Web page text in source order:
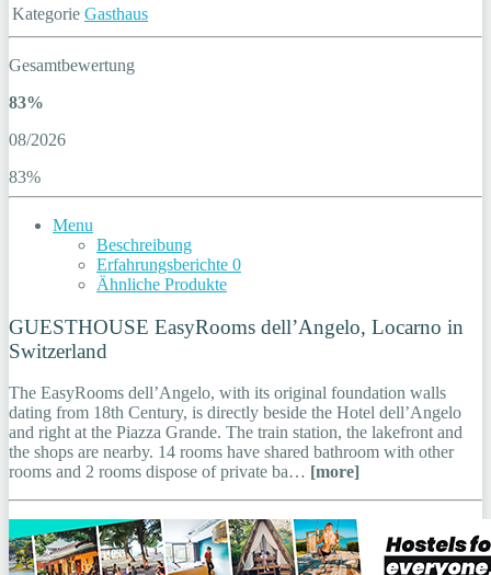
Kategorie Gasthaus
Gesamtbewertung
83%
08/2026
83%
Menu
Beschreibung
Erfahrungsberichte 0
Ähnliche Produkte
GUESTHOUSE EasyRooms dell’Angelo, Locarno in
Switzerland
The EasyRooms dell’Angelo, with its original foundation walls
dating from 18th Century, is directly beside the Hotel dell’Angelo
and right at the Piazza Grande. The train station, the lakefront and
the shops are nearby. 14 rooms have shared bathroom with other
rooms and 2 rooms dispose of private ba… [more]